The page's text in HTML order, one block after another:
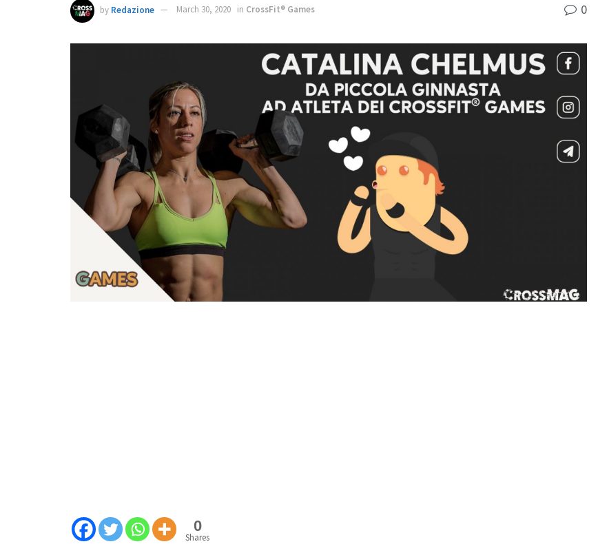
by Redazione March 30, 2020 in CrossFit® Games 0
0
Shares